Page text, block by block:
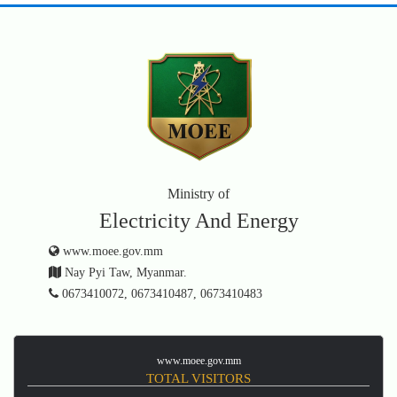
Ministry of
Electricity And Energy
www.moee.gov.mm
Nay Pyi Taw, Myanmar.
0673410072, 0673410487, 0673410483
www.moee.gov.mm
TOTAL VISITORS